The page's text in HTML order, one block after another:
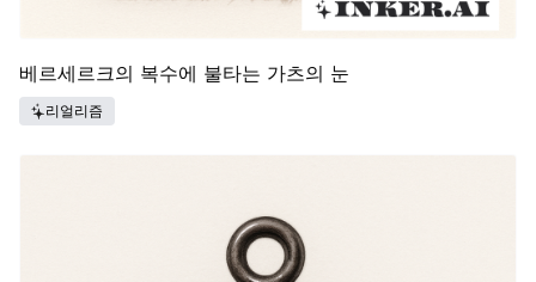
베르세르크의 복수에 불타는 가츠의 눈
리얼리즘